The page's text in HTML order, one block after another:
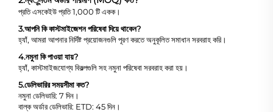
প্রতি এসকেইউ প্রতি 1,000 টি একক।
3.আপনি কি কাস্টমাইজেশন পরিষেবা দিয়ে থাকেন?
হ্যাঁ, আমরা আপনার নির্দিষ্ট প্রয়োজনগুলি পূরণ করতে অনুকূলিত সমাধান সরবরাহ করি।
4.নমুনা কি পাওয়া যায়?
হ্যাঁ, কাস্টমাইজযোগ্য বিকল্পগুলি সহ নমুনা পরিষেবা সরবরাহ করা হয়।
5.ডেলিভারির সময়সীমা কত?
নমুনা ডেলিভারি: 7 দিন।
বাল্ক অর্ডার ডেলিভারি: ETD: 45 দিন।